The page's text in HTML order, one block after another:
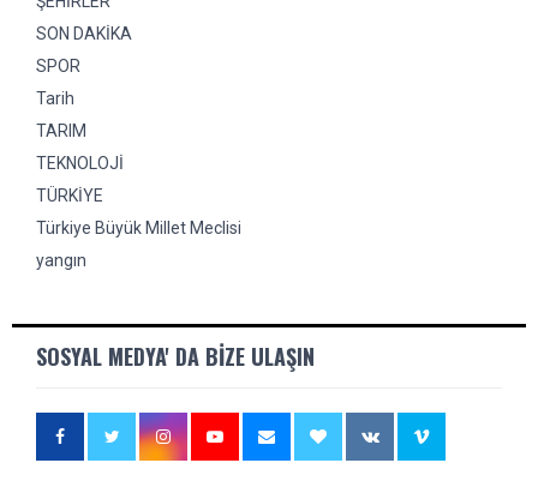
SON DAKİKA
SPOR
Tarih
TARIM
TEKNOLOJİ
TÜRKİYE
Türkiye Büyük Millet Meclisi
yangın
SOSYAL MEDYA' DA BIZE ULAŞIN